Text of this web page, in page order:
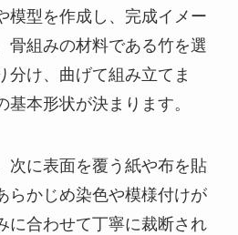
模型を作成し、完成イメー
骨組みの材料である竹を選
分け、曲げて組み立てま
本形状が決まります。
次に表面を覆う紙や布を貼
らかじめ染色や模様付けが
に合わせて丁寧に裁断され